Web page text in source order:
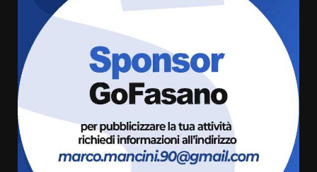
Carta d’identità: continua il piano
di aperture straordinarie del
Comune di Fasano
6 Agosto 2026 14:16
7
Grazia Neglia, coordinatrice
cittadina di Fratelli d’Italia,
pronta a tornare in Consiglio
comunale
6 Agosto 2026 08:00